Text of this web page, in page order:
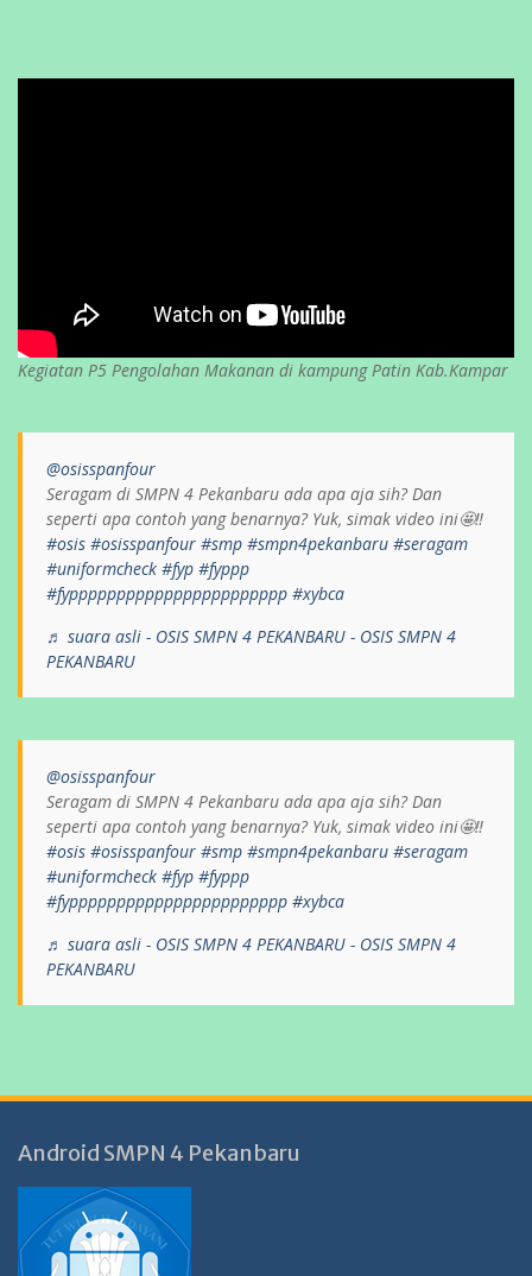
Kegiatan P5 Pengolahan Makanan di kampung Patin Kab.Kampar
@osisspanfour
Seragam di SMPN 4 Pekanbaru ada apa aja sih? Dan
seperti apa contoh yang benarnya? Yuk, simak video ini🤩‼️
#osis #osisspanfour #smp #smpn4pekanbaru #seragam
#uniformcheck #fyp #fyppp
#fyppppppppppppppppppppppp #xybca
♬ suara asli - OSIS SMPN 4 PEKANBARU - OSIS SMPN 4
PEKANBARU
@osisspanfour
Seragam di SMPN 4 Pekanbaru ada apa aja sih? Dan
seperti apa contoh yang benarnya? Yuk, simak video ini🤩‼️
#osis #osisspanfour #smp #smpn4pekanbaru #seragam
#uniformcheck #fyp #fyppp
#fyppppppppppppppppppppppp #xybca
♬ suara asli - OSIS SMPN 4 PEKANBARU - OSIS SMPN 4
PEKANBARU
Android SMPN 4 Pekanbaru